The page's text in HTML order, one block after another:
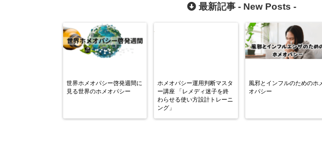
最新記事 - New Posts -
世界ホメオパシー啓発週間に
見る世界のホメオパシー
ホメオパシー運用判断マスタ
ー講座 「レメディ迷子を終
わらせる使い方設計トレーニ
ング」
風邪とインフルのためのホ
オパシー